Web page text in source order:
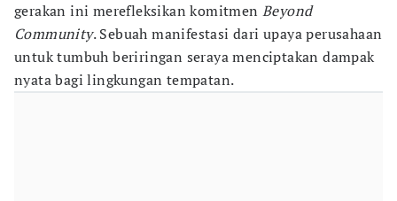
gerakan ini merefleksikan komitmen Beyond
Community. Sebuah manifestasi dari upaya perusahaan
untuk tumbuh beriringan seraya menciptakan dampak
nyata bagi lingkungan tempatan.